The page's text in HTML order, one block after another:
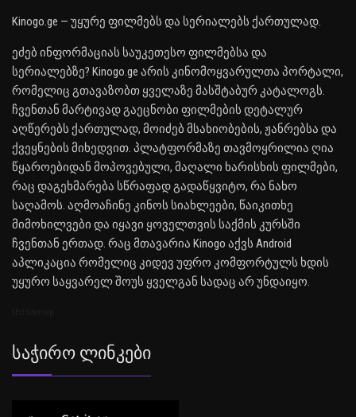
Kinogo.ge — უყურე ფილმებს და სერიალებს ქართულად.
ეძებ ინფორმაციას საუკეთესო ფილმებსა და
სერიალებზე? Kinogo.ge არის კინომოყვარულთა პორტალი,
რომელიც გთავაზობთ ყველაზე მასშტაბურ კატალოგს.
ჩვენთან მარტივად გაეცნობი ფილმების დეტალურ
აღწერებს ქართულად, მოიძებ მსახიობების, ჟანრებსა და
ქვეყნების მიხედვით. პლატფორმაზე თავმოყრილია ღია
წყაროებიდან მოპოვებული, მაღალი ხარისხის ფილმები,
რაც დაგეხმარება სწრაფად გადაწყვიტო, რა ნახო
საღამოს. აღმოაჩინე კინოს სიახლეები, წაიკითხე
მიმოხილვები და იყავი ყოველთვის საქმის კურსში
ჩვენთან ერთად. რაც მთავარია Kinogo აქვს Android
აპლიკაცია რომელიც კიდევ უფრო კომფორტულს ხდის
უყურო საყვარელ შოუს ყველგან სადაც არ უნდაიყო.
Საჭირო Ლინკები